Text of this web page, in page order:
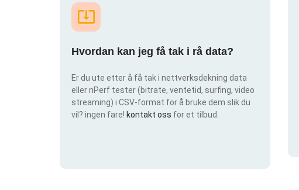
Hvordan kan jeg få tak i rå data?
Er du ute etter å få tak i nettverksdekning data
eller nPerf tester (bitrate, ventetid, surfing, video
streaming) i CSV-format for å bruke dem slik du
vil? ingen fare! kontakt oss for et tilbud.